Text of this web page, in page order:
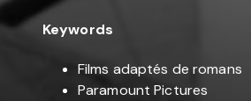
Keywords
Films adaptés de romans
Paramount Pictures